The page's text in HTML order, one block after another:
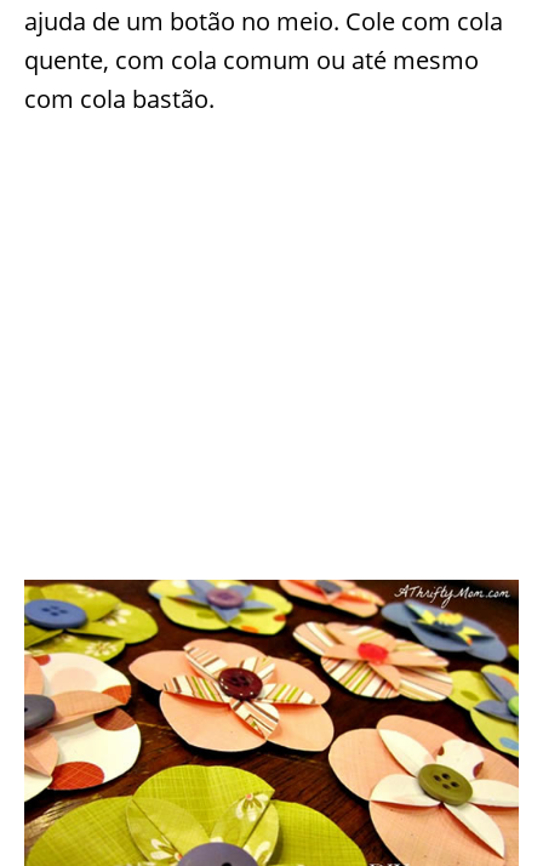
ajuda de um botão no meio. Cole com cola
quente, com cola comum ou até mesmo
com cola bastão.